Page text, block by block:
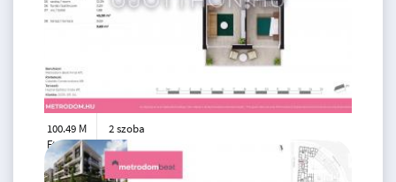
100.49 M
Ft
46 m2
2 szoba
1. emelet